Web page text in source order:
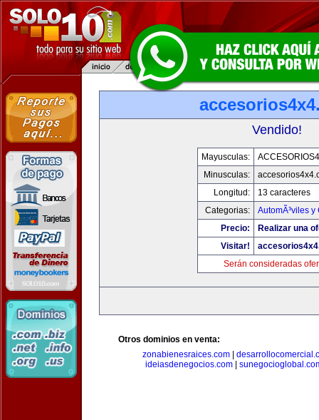
Vendido!
Mayusculas:
Minusculas:
Longitud:
13 caracteres
Categorias:
AutomÃ³viles y
Precio:
Realizar una
Visitar!
Serán consideradas
Otros dominios en venta:
zonabienesraices.com
ideiasdenegocios.com|